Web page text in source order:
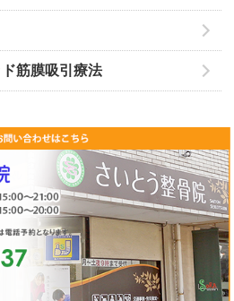
筋膜吸引療法